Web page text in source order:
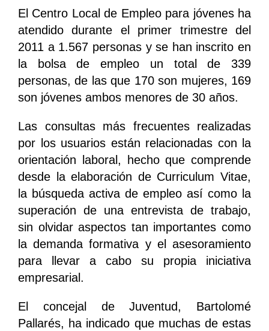
El Centro Local de Empleo para jóvenes ha
atendido durante el primer trimestre del
2011 a 1.567 personas y se han inscrito en
la bolsa de empleo un total de 339
personas, de las que 170 son mujeres, 169
son jóvenes ambos menores de 30 años.
Las consultas más frecuentes realizadas
por los usuarios están relacionadas con la
orientación laboral, hecho que comprende
desde la elaboración de Curriculum Vitae,
la búsqueda activa de empleo así como la
superación de una entrevista de trabajo,
sin olvidar aspectos tan importantes como
la demanda formativa y el asesoramiento
para llevar a cabo su propia iniciativa
empresarial.
El concejal de Juventud, Bartolomé
Pallarés, ha indicado que muchas de estas